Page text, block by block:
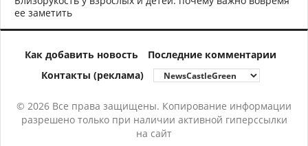
ее заметить
Как добавить новость
Последние комментарии
Контакты (реклама)
© 2026 Все права защищены. Копирование информации
разрешено только при наличии активной гиперссылки
на сайт